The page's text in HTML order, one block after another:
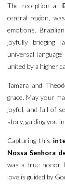
The reception at
central region,
emotions.
joyfully bridging
universal
united by a higher
Tamara and
grace. May your
joyful, and full of
story, guiding you
Capturing this
Nossa Senhora
was a true honor.
love is guided by